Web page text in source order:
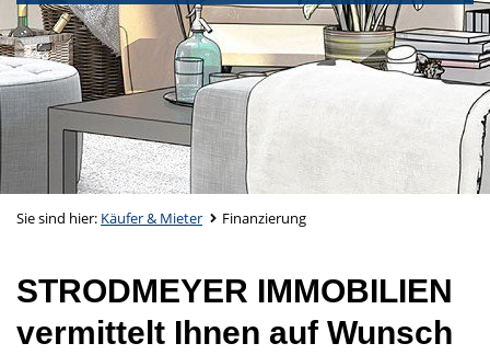
Sie sind hier: Käufer & Mieter Finanzierung
STRODMEYER IMMOBILIEN
vermittelt Ihnen auf Wunsch